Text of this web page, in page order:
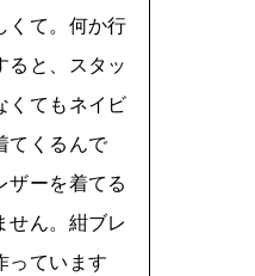
くて。何か行
ると、スタッ
くてもネイビ
てくるんで
ザーを着てる
せん。紺ブレ
っています